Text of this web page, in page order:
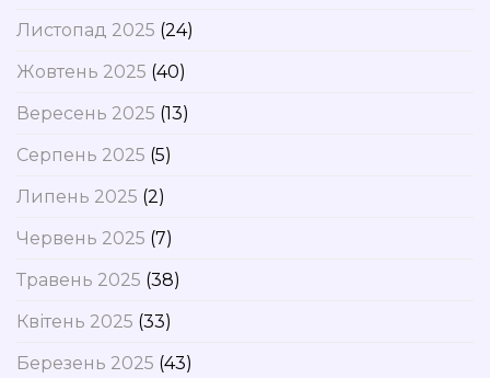
Листопад 2025 (24)
Жовтень 2025 (40)
Вересень 2025 (13)
Серпень 2025 (5)
Липень 2025 (2)
Червень 2025 (7)
Травень 2025 (38)
Квітень 2025 (33)
Березень 2025 (43)